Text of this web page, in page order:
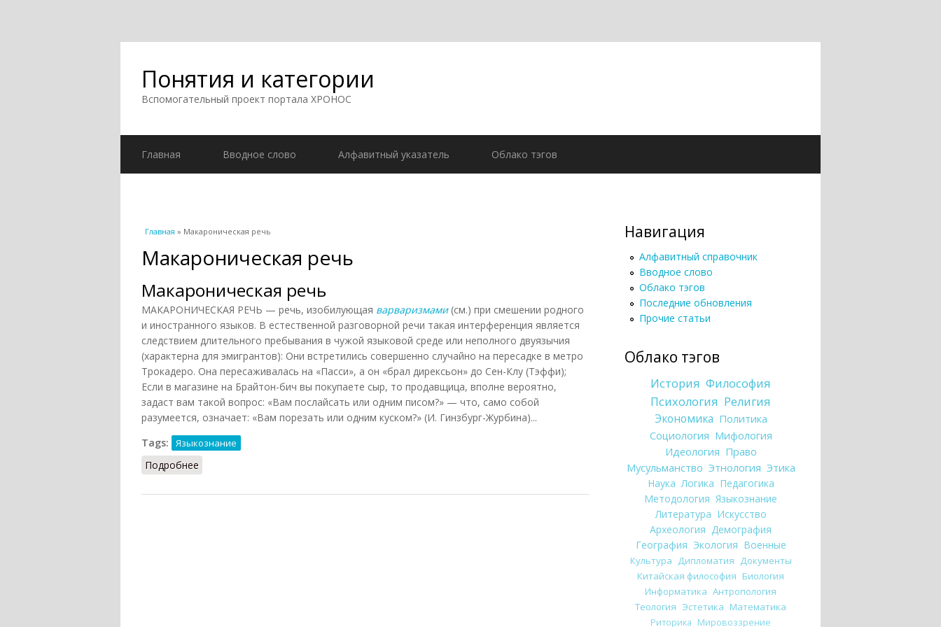
Понятия и категории
Вспомогательный проект портала ХРОНОС
Главная Вводное слово Алфавитный указатель Облако тэгов
Вы здесь
Главная » Макароническая речь
Макароническая речь
Макароническая речь
МАКАРОНИЧЕСКАЯ РЕЧЬ — речь, изобилующая варваризмами(см.) при смешении родного
и иностранного языков. В естественной разговорной речи такая интерференция является
следствием длительного пребывания в чужой языковой среде или неполного двуязычия
(характерна для эмигрантов): Они встретились совершенно случайно на пересадке в метро
Трокадеро. Она пересаживалась на «Пасси», а он «брал дирексьон» до Сен-Клу (Тэффи);
Если в магазине на Брайтон-бич вы покупаете сыр, то продавщица, вполне вероятно,
задаст вам такой вопрос: «Вам послайсать или одним писом?» — что, само собой
разумеется, означает: «Вам порезать или одним куском?» (И. Гинзбург-Журбина)...
Tags:
Языкознание
Подробнее
Навигация
Алфавитный справочник
Вводное слово
Облако тэгов
Последние обновления
Прочие статьи
Облако тэгов
История Философия
Психология Религия
Экономика Политика
Социология Мифология
Идеология Право
Мусульманство Этнология Этика
Наука Логика Педагогика
Методология Языкознание
Литература Искусство
Археология Демография
География Экология Военные
Культура Дипломатия Документы
Китайская философия Биология
Информатика Антропология
Теология Эстетика Математика
Риторика Мировоззрение